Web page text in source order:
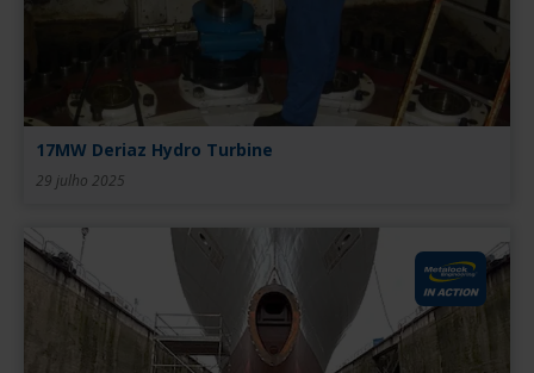
17MW Deriaz Hydro Turbine
29 julho 2025